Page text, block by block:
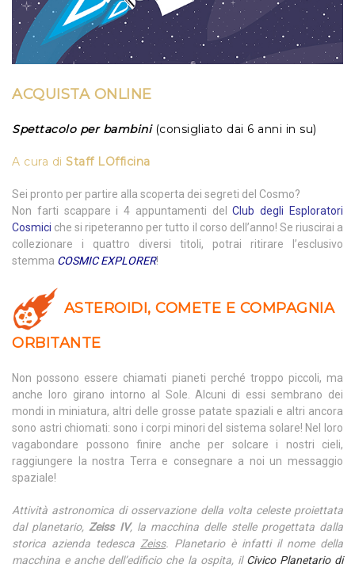
ACQUISTA ONLINE
Spettacolo per bambini(consigliato dai 6 anni in su)
A cura di Staff LOfficina
Sei pronto per partire alla scoperta dei segreti del Cosmo?
Non farti scappare i 4 appuntamenti delClub degli Esploratori
Cosmici che si ripeteranno per tutto il corso dell’anno! Se riuscirai a
collezionare i quattro diversi titoli, potrai ritirare l’esclusivo
stemma COSMIC EXPLORER!
ASTEROIDI, COMETE E COMPAGNIA
ORBITANTE
Non possono essere chiamati pianeti perché troppo piccoli, ma
anche loro girano intorno al Sole. Alcuni di essi sembrano dei
mondi in miniatura, altri delle grosse patate spaziali e altri ancora
sono astri chiomati: sono i corpi minori del sistema solare! Nel loro
vagabondare possono finire anche per solcare i nostri cieli,
raggiungere la nostra Terra e consegnare a noi un messaggio
spaziale!
Attività astronomica di osservazione della volta celeste proiettata
dal planetario,Zeiss IV, la macchina delle stelle progettata dalla
storica azienda tedesca Zeiss. Planetario è infatti il nome della
macchina e anche dell’edificio che la ospita, il Civico Planetario di